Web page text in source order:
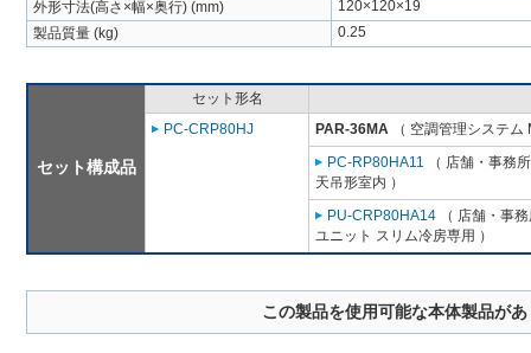
外形寸法(高さ×幅×奥行) (mm)
120×120×19
製品質量 (kg)
0.25
セット構成品
セット形名
PC-CRP80HJ
PAR-36MA （ 空調管理システム
PC-RP80HA11 （ 店舗・事務
天吊形室内 ）
PU-CRP80HA14 （ 店舗・事
ユニット スリム冷房専用 ）
この製品を使用可能な本体製品が